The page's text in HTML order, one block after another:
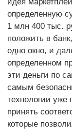
определенную
1 млн 400 тыс.
положить в
одно окно, и
определенном
эти деньги по
самым
технологии уже
принять
которые